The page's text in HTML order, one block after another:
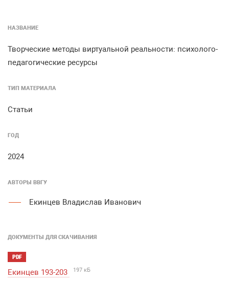
НАЗВАНИЕ
Творческие методы виртуальной реальности: психолого-
педагогические ресурсы
ТИП МАТЕРИАЛА
Статьи
ГОД
2024
АВТОРЫ ВВГУ
Екинцев Владислав Иванович
ДОКУМЕНТЫ ДЛЯ СКАЧИВАНИЯ
PDF
Екинцев 193-203 197 кБ